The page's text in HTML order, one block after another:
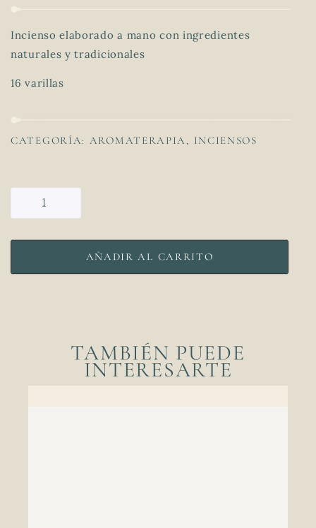
Incienso elaborado a mano con ingredientes
naturales y tradicionales
16 varillas
CATEGORÍA: AROMATERAPIA , INCIENSOS
AÑADIR AL CARRITO
TAMBIÉN PUEDE
INTERESARTE